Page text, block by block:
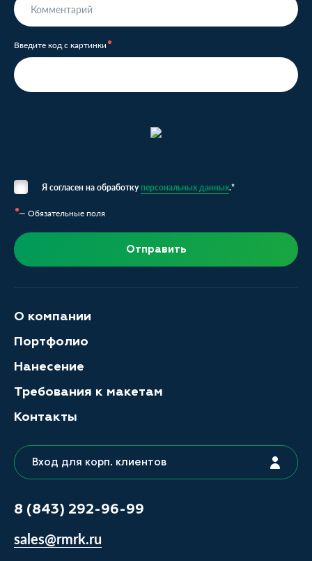
Введите код с картинки
Я согласен на обработкуперсональных данных.*
— Обязательные поля
Отправить
О компании
Портфолио
Нанесение
Требования к макетам
Контакты
Вход для корп. клиентов
8 (843) 292-96-99
sales@rmrk.ru